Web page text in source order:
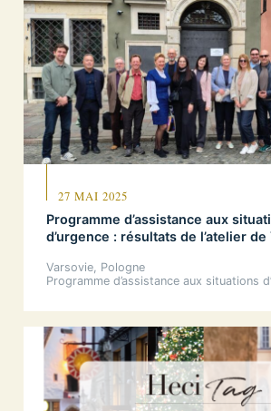
27 MAI 2025
Programme d’assistance aux
d’urgence : résultats de l’atelier de
Varsovie, Pologne
Programme d’assistance aux situations